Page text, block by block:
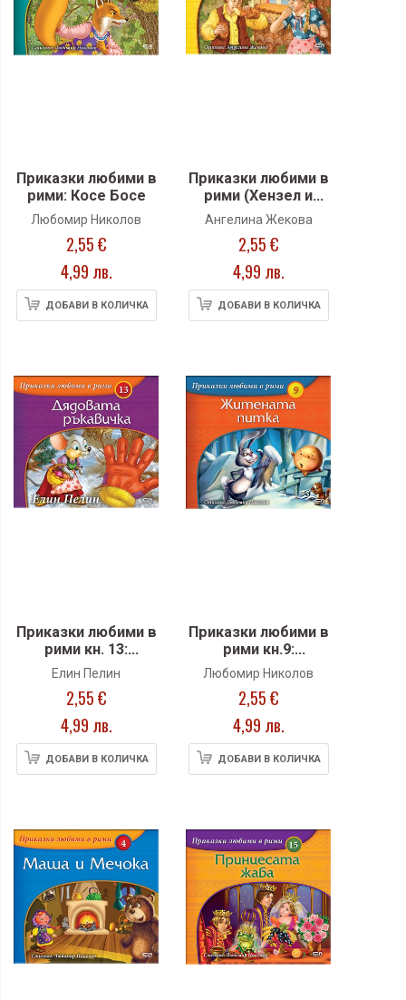
Приказки любими в
рими: Косе Босе
Любомир Николов
2,55 €
4,99 лв.
ДОБАВИ В КОЛИЧКА
Приказки любими в
рими (Хензел и
Гретел)
Ангелина Жекова
2,55 €
4,99 лв.
ДОБАВИ В КОЛИЧКА
Приказки любими в
рими кн. 13:
Дядовата
Елин Пелин
2,55 €
4,99 лв.
ДОБАВИ В КОЛИЧКА
Приказки любими в
рими кн.9:
Житената питка
Любомир Николов
2,55 €
4,99 лв.
ДОБАВИ В КОЛИЧКА